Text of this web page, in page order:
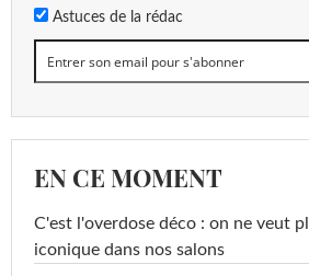
Astuces de la rédac
EN CE MOMENT
C'est l'overdose déco : on ne veut
iconique dans nos salons